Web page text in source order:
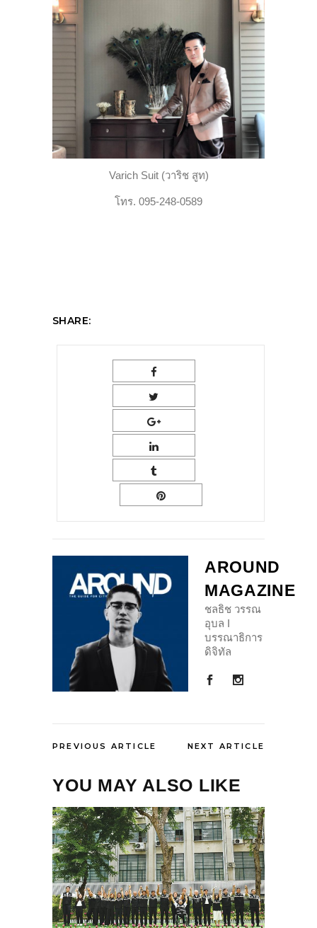
Varich Suit (วาริช สูท)
โทร. 095-248-0589
SHARE:
AROUND
MAGAZINE
ชลธิช วรรณ
อุบล I
บรรณาธิการ
ดิจิทัล
PREVIOUS ARTICLE NEXT ARTICLE
YOU MAY ALSO LIKE